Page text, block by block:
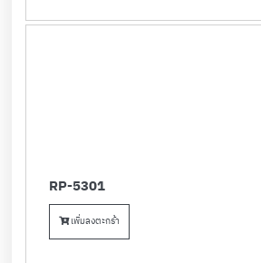
RP-5301
เพิ่มลงตะกร้า